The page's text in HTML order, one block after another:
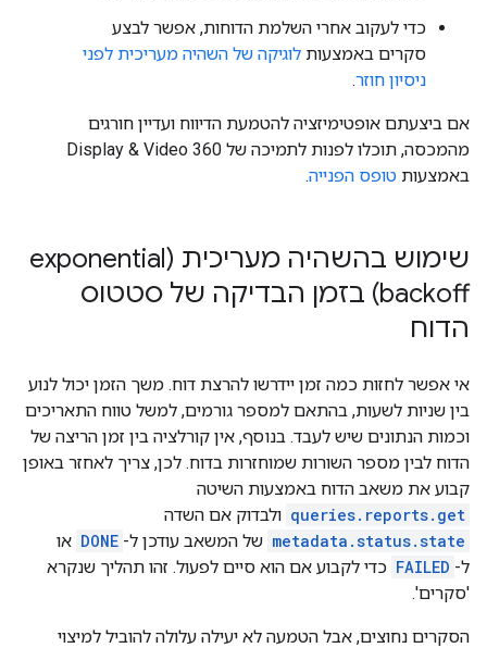
כדי לעקוב אחרי השלמת הדוחות, אפשר לבצע
סקרים באמצעות לוגיקה של השהיה מעריכית לפני
ניסיון חוזר.
אם ביצעתם אופטימיזציה להטמעת הדיווח ועדיין חורגים
מהמכסה, תוכלו לפנות לתמיכה של Display & Video 360
באמצעות טופס הפנייה.
שימוש בהשהיה מעריכית (exponential
backoff) בזמן הבדיקה של סטטוס
הדוח
אי אפשר לחזות כמה זמן יידרשו להרצת דוח. משך הזמן יכול לנוע
בין שניות לשעות, בהתאם למספר גורמים, למשל טווח התאריכים
וכמות הנתונים שיש לעבד. בנוסף, אין קורלציה בין זמן הריצה של
הדוח לבין מספר השורות שמוחזרות בדוח. לכן, צריך לאחזר באופן
קבוע את משאב הדוח באמצעות השיטה
queries.reports.get ולבדוק אם השדה
metadata.status.state של המשאב עודכן ל- DONE או
ל- FAILED כדי לקבוע אם הוא סיים לפעול. זהו תהליך שנקרא
'סקרים'.
הסקרים נחוצים, אבל הטמעה לא יעילה עלולה להוביל למיצוי